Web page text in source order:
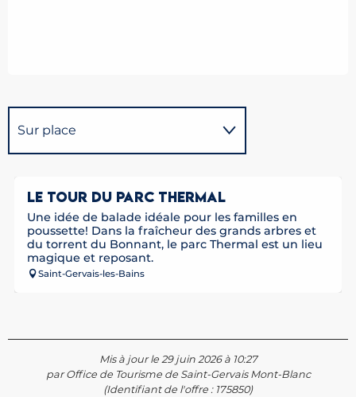
Sur place
LE TOUR DU PARC THERMAL
Une idée de balade idéale pour les familles en
poussette! Dans la fraîcheur des grands arbres et
du torrent du Bonnant, le parc Thermal est un lieu
magique et reposant.
Saint-Gervais-les-Bains
Mis à jour le 29 juin 2026 à 10:27
par Office de Tourisme de Saint-Gervais Mont-Blanc
(Identifiant de l'offre : 175850)